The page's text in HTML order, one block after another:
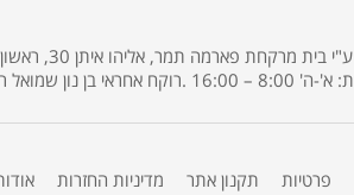
שמואל רישיון מס' 3685 .
פרטיות תקנון אתר מדיניות החזרות